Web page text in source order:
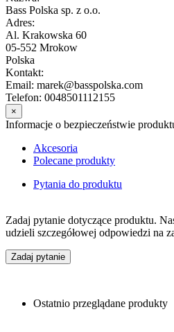
Bass Polska sp. z o.o.
Adres:
Al. Krakowska 60
05-552 Mrokow
Polska
Kontakt:
Email: marek@basspolska.com
Telefon: 0048501112155
×
Informacje o bezpieczeństwie
Akcesoria
Polecane produkty
Pytania do produktu
Zadaj pytanie dotyczące produktu.
udzieli szczegółowej odpowiedzi na
Zadaj pytanie
Ostatnio przeglądane produkty